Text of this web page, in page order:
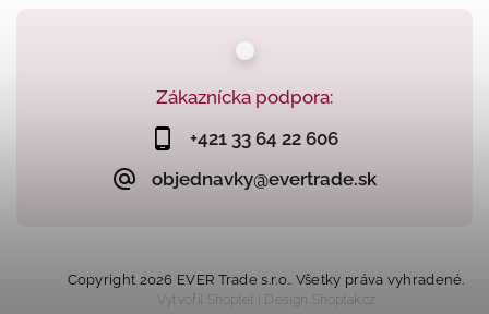
Zákaznícka podpora:
+421 33 64 22 606
objednavky@evertrade.sk
Copyright 2026 EVER Trade s.r.o.. Všetky práva vyhradené.
Vytvořil Shoptet | Design Shoptak.cz